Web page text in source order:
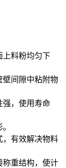
上料粉均匀下
壁间隙中粘附物
强，使用寿命
，有效解决物料
称重结构，使计